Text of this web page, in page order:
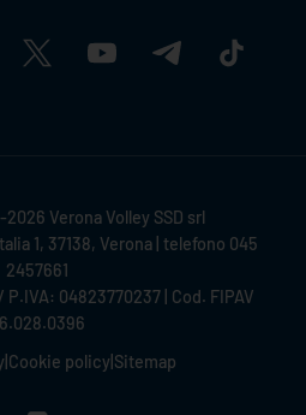
Verona Volley SSD srl
1, 37138, Verona | telefono 045
2457661
04823770237 | Cod. FIPAV
Cookie policy Sitemap